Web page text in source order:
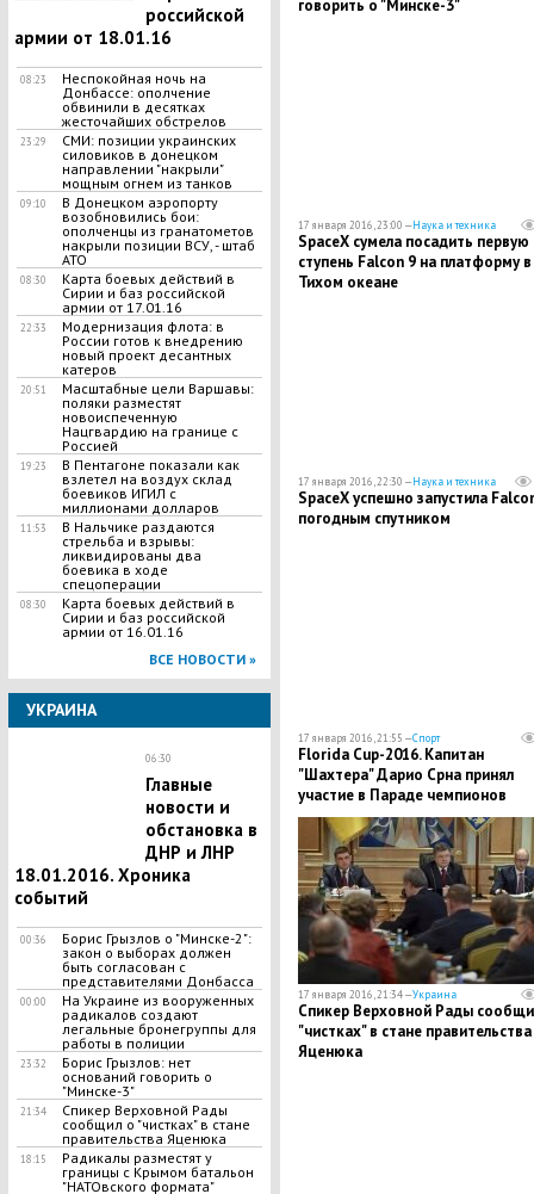
российской
армии от 18.01.16
08:23
Неспокойная ночь на
Донбассе: ополчение
обвинили в десятках
жесточайших обстрелов
23:29
СМИ: позиции украинских
силовиков в донецком
направлении "накрыли"
мощным огнем из танков
09:10
В Донецком аэропорту
возобновились бои:
ополченцы из гранатометов
накрыли позиции ВСУ, - штаб
АТО
08:30
Карта боевых действий в
Сирии и баз российской
армии от 17.01.16
22:33
Модернизация флота: в
России готов к внедрению
новый проект десантных
катеров
20:51
Масштабные цели Варшавы:
поляки разместят
новоиспеченную
Нацгвардию на границе с
Россией
19:23
В Пентагоне показали как
взлетел на воздух склад
боевиков ИГИЛ с
миллионами долларов
11:53
В Нальчике раздаются
стрельба и взрывы:
ликвидированы два
боевика в ходе
спецоперации
08:30
Карта боевых действий в
Сирии и баз российской
армии от 16.01.16
ВСЕ НОВОСТИ »
УКРАИНА
06:30
Главные
новости и
обстановка в
ДНР и ЛНР
18.01.2016. Хроника
событий
00:36
Борис Грызлов о "Минске-2":
закон о выборах должен
быть согласован с
представителями Донбасса
00:00
На Украине из вооруженных
радикалов создают
легальные бронегруппы для
работы в полиции
23:32
Борис Грызлов: нет
оснований говорить о
"Минске-3"
21:34
Спикер Верховной Рады
сообщил о "чистках" в стане
правительства Яценюка
18:15
Радикалы разместят у
границы с Крымом батальон
"НАТОвского формата"
говорить о "Минске-3"
17 января 2016, 23:00 —Наука и техника
SpaceX сумела посадить первую
ступень Falcon 9 на платформу в
Тихом океане
17 января 2016, 22:30 —Наука и техника
SpaceX успешно запустила
погодным спутником
17 января 2016, 21:55 —Спорт
Florida Cup-2016. Капитан
"Шахтера" Дарио Срна принял
участие в Параде чемпионов
вместе с Роналдо, Роналдиньо и
Микки Маусом
17 января 2016, 21:34 —Украина
Спикер Верховной Рады
"чистках" в стане правительства
Яценюка